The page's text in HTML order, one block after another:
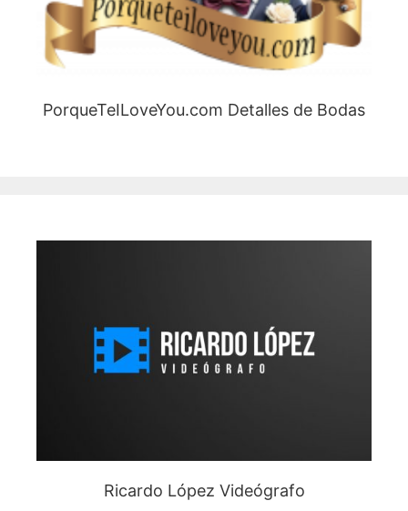
PorqueTeILoveYou.com Detalles de Bodas
Ricardo López Videógrafo